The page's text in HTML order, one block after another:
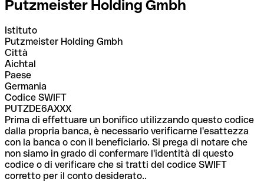
Putzmeister Holding Gmbh
Istituto
Putzmeister Holding Gmbh
Città
Aichtal
Paese
Germania
Codice SWIFT
PUTZDE6AXXX
Prima di effettuare un bonifico utilizzando questo codice
dalla propria banca, è necessario verificarne l'esattezza
con la banca o con il beneficiario. Si prega di notare che
non siamo in grado di confermare l'identità di questo
codice o di verificare che si tratti del codice SWIFT
corretto per il conto desiderato..